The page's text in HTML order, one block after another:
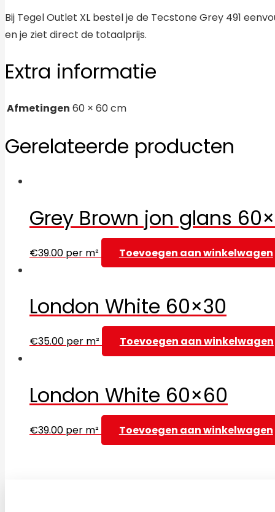
Bij Tegel Outlet XL bestel je de Tecstone Grey 491
en je ziet direct de totaalprijs.
Extra informatie
Afmetingen 60 × 60 cm
Gerelateerde producten
Grey Brown jon glans
€39.00 per m² Toevoegen aan winkelwagen
London White 60×30
€35.00 per m² Toevoegen aan winkelwagen
London White 60×60
€39.00 per m² Toevoegen aan winkelwagen